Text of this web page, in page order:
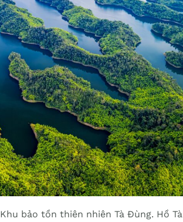
bảo tồn thiên nhiên Tà Đùng. Hồ Tà